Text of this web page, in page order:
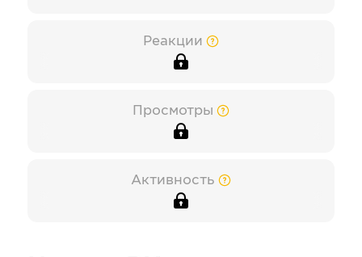
Реакции
Просмотры
Активность